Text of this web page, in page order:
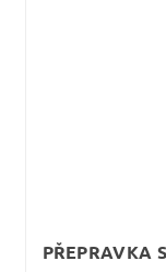
PŘEPRAVKA